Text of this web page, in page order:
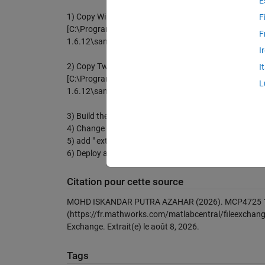
1) Copy Wire.h and Wire.cpp to the working folder
1.6.12\sam\libraries\Wire\src]
2) Copy Twi.h and Twi.c to the working folder
1.6.12\sam\system\libsam\source]
3) Build the S-Function
4) Change "MPC4725_DUE_wrapper.c" to
5) add " extern "C" " before void in
6) Deploy and Run the Code into the MCU
Citation pour cette source
MOHD ISKANDAR PUTRA AZAHAR (2026). MCP4725
(https://fr.mathworks.com/matlabcentral/
Exchange. Extrait(e) le août 8, 2026.
Tags